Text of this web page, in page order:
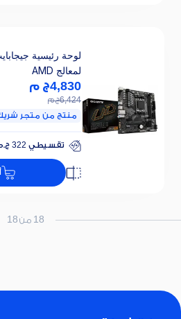
لمعالج AMD
4,830ج م
6,424ج م
منتج من متجر
تقسيطي 322 ج.م/ 24 ش
خصم 25% على الفائدة
18 من 18